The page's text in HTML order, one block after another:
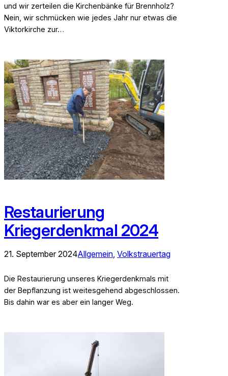
und wir zerteilen die Kirchenbänke für Brennholz?
Nein, wir schmücken wie jedes Jahr nur etwas die
Viktorkirche zur…
Restaurierung
Kriegerdenkmal 2024
21. September 2024Allgemein, Volkstrauertag
Die Restaurierung unseres Kriegerdenkmals mit
der Bepflanzung ist weitesgehend abgeschlossen.
Bis dahin war es aber ein langer Weg.